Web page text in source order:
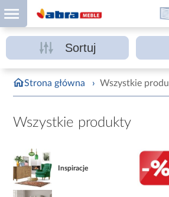
Sortuj
Strona główna › Wszystkie
Wszystkie produkty
Inspiracje